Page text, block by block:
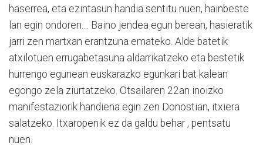
haserrea, eta ezintasun handia sentitu nuen, hainbeste
lan egin ondoren.... Baino jendea egun berean, hasieratik
jarri zen martxan erantzuna emateko. Alde batetik
atxilotuen errugabetasuna aldarrikatzeko eta bestetik
hurrengo egunean euskarazko egunkari bat kalean
egongo zela ziurtatzeko. Otsailaren 22an inoizko
manifestaziorik handiena egin zen Donostian, itxiera
salatzeko. Itxaropenik ez da galdu behar , pentsatu
nuen.